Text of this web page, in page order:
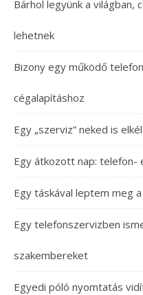
Bárhol legyünk a világban,
lehetnek
Bizony egy működő
cégalapításhoz
Egy „szerviz” neked is
Egy átkozott nap: telefon-
Egy táskával leptem meg
Egy telefonszervizben
szakembereket
Egyedi póló nyomtatás